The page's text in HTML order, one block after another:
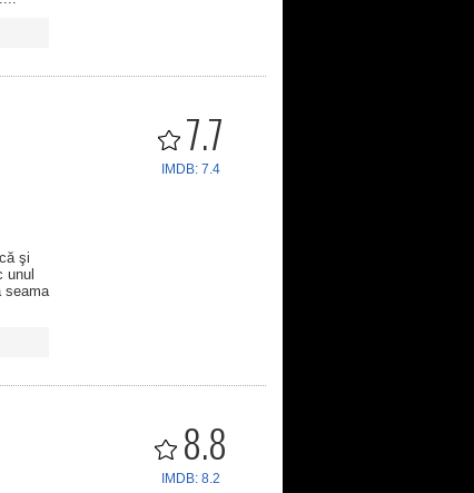
şi
unul
seama
7.7
IMDB: 7.4
8.8
IMDB: 8.2